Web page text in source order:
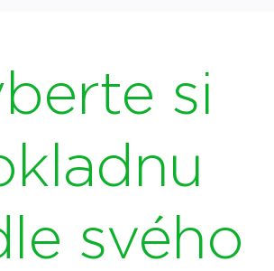
si
svého